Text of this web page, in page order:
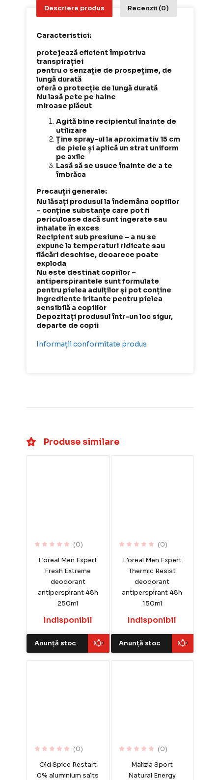
Descriere produs Recenzii (0)
Caracteristici:
protejează eficient împotriva
transpirației
pentru o senzație de prospețime, de
lungă durată
oferă o protecție de lungă durată
Nu lasă pete pe haine
miroase plăcut
Agită bine recipientul înainte de
utilizare
Ține spray-ul la aproximativ 15 cm
de piele și aplică un strat uniform
pe axile
Lasă să se usuce înainte de a te
îmbrăca
Precauții generale:
Nu lăsați produsul la îndemâna copiilor
– conține substanțe care pot fi
periculoase dacă sunt ingerate sau
inhalate în exces
Recipient sub presiune – a nu se
expune la temperaturi ridicate sau
flăcări deschise, deoarece poate
exploda
Nu este destinat copiilor –
antiperspirantele sunt formulate
pentru pielea adulților și pot conține
ingrediente iritante pentru pielea
sensibilă a copiilor
Depozitați produsul într-un loc sigur,
departe de copii
Informații conformitate produs
Produse similare
(0)
L’oreal Men Expert
Fresh Extreme
deodorant
antiperspirant 48h
250ml
Indisponibil
Anunță stoc
(0)
L’oreal Men Expert
Thermic Resist
deodorant
antiperspirant 48h
150ml
Indisponibil
Anunță stoc
(0)
Old Spice Restart
0% aluminium salts
(0)
Malizia Sport
Natural Energy